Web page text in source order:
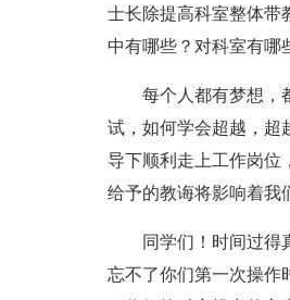
士长除提高科室整体带
中有哪些？对科室有哪
每个人都有梦想，
试，如何学会超越，超
导下顺利走上工作岗位
给予的教诲将影响着我
同学们！时间过得
忘不了你们第一次操作